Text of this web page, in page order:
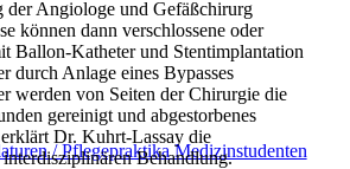
/ Pflegepraktika Medizinstudenten
der Angiologe und Gefäßchirurg
können dann verschlossene oder
Ballon-Katheter und Stentimplantation
durch Anlage eines Bypasses
werden von Seiten der Chirurgie die
gereinigt und abgestorbenes
Dr. Kuhrt-Lassay die
Behandlung.